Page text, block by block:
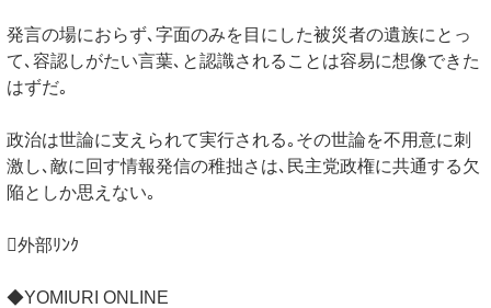
発言の場におらず､字面のみを目にした被災者の遺族にとっ
て､容認しがたい言葉､と認識されることは容易に想像できた
はずだ｡
政治は世論に支えられて実行される｡その世論を不用意に刺
激し､敵に回す情報発信の稚拙さは､民主党政権に共通する欠
陥としか思えない｡
外部ﾘﾝｸ
◆YOMIURI ONLINE